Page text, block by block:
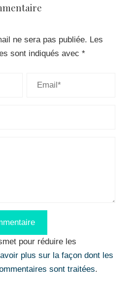
ne sera pas publiée. Les
sont indiqués avec *
pour réduire les
plus sur la façon dont les
sont traitées.